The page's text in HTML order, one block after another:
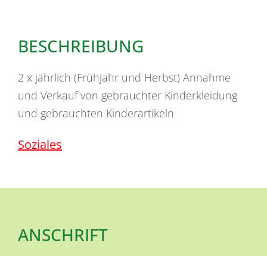
BESCHREIBUNG
2 x jährlich (Frühjahr und Herbst) Annahme
und Verkauf von gebrauchter Kinderkleidung
und gebrauchten Kinderartikeln
Soziales
ANSCHRIFT